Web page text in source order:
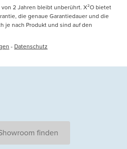
2 Jahren bleibt unberührt. X²O bietet
die genaue Garantiedauer und die
je nach Produkt und sind auf den
- Datenschutz
finden